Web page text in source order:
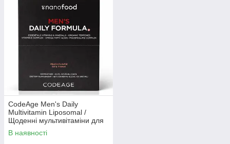
CodeAge Men's Daily
Multivitamin Liposomal /
Щоденні мультивітаміни для
чоловіків ліпосомальні 30
саше Термін 11/2026
В наявності